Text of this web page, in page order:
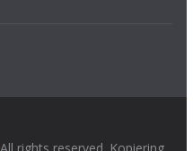
. All rights reserved. Kopiering